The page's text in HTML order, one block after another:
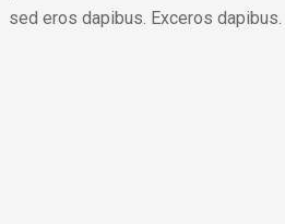
sed eros dapibus. Exceros dapibus.